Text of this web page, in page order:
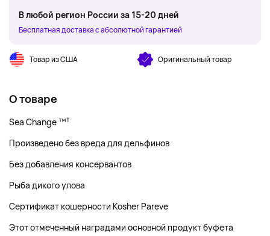
В любой регион России за 15-20 дней
Бесплатная доставка с абсолютной гарантией
Товар из США Оригинальный товар
О товаре
Sea Change ™†
Произведено без вреда для дельфинов
Без добавления консервантов
Рыба дикого улова
Сертификат кошерности Kosher Pareve
Этот отмеченный наградами основной продукт буфета